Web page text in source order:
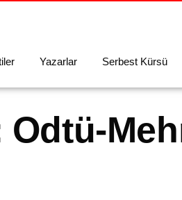
Yazarlar Serbest Kürsü